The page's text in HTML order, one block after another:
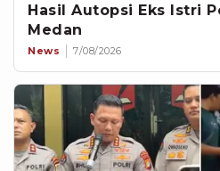
Hasil Autopsi Eks Istri
Medan
News 7/08/2026